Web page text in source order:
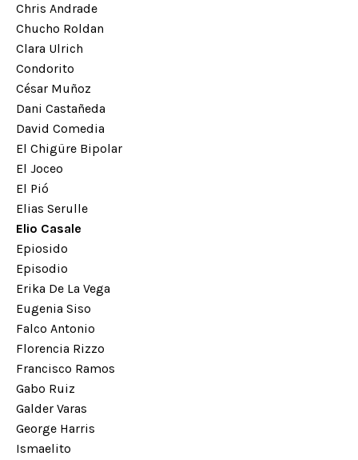
Chris Andrade
Chucho Roldan
Clara Ulrich
Condorito
César Muñoz
Dani Castañeda
David Comedia
El Chigüre Bipolar
El Joceo
El Pió
Elias Serulle
Elio Casale
Epiosido
Episodio
Erika De La Vega
Eugenia Siso
Falco Antonio
Florencia Rizzo
Francisco Ramos
Gabo Ruiz
Galder Varas
George Harris
Ismaelito